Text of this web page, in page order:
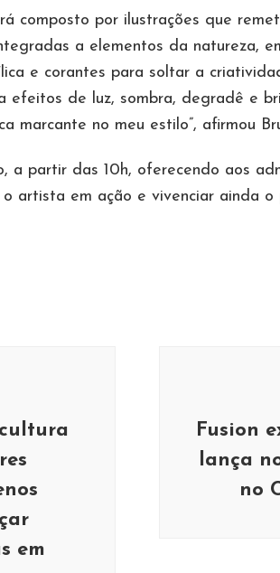
composto por ilustrações que
a elementos da natureza,
e corantes para soltar a
efeitos de luz, sombra, degradê e
marcante no meu estilo”, afirmou
a partir das 10h, oferecendo aos
artista em ação e vivenciar ainda o
em
Fusion
lança
no